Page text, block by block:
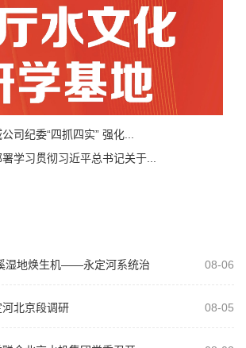
司纪委“四抓四实” 强化...
学习贯彻习近平总书记关于...
湿地焕生机——永定河系统治
08-06
北京段调研 08-05